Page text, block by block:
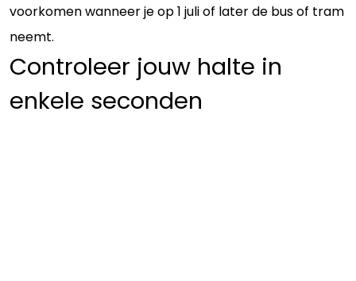
voorkomen wanneer je op 1 juli of later de bus of tram
neemt.
Controleer jouw halte in
enkele seconden